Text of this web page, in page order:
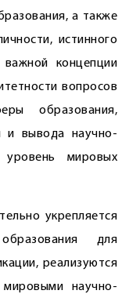
а также
истинного
концепции
вопросов
образования,
и вывода научно-
уровень мировых
укрепляется
для
реализуются
научно-